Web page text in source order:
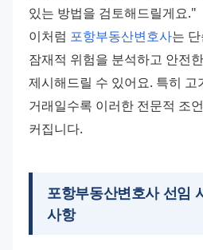
있는 방법을 검토해드릴게요."
이처럼 포항부동산변호사는
잠재적 위험을 분석하고 안전
제시해드릴 수 있어요. 특히 고
거래일수록 이러한 전문적 조
커집니다.
포항부동산변호사 선임
사항